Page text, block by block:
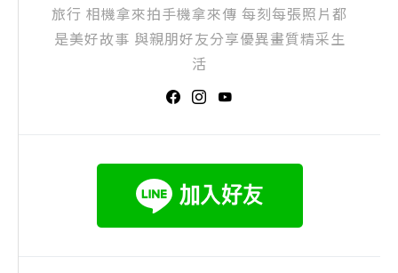
旅行 相機拿來拍手機拿來傳 每刻每張照片都
是美好故事 與親朋好友分享優異畫質精采生
活